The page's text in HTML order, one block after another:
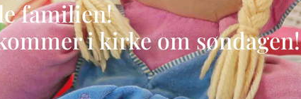
familien!
i kirke om søndagen!